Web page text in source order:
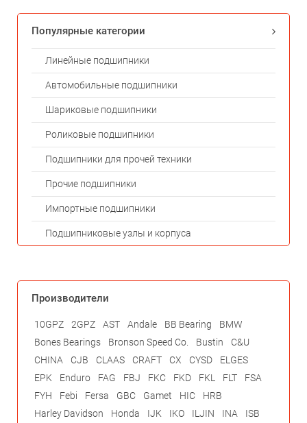
Популярные категории
Линейные подшипники
Автомобильные подшипники
Шариковые подшипники
Роликовые подшипники
Подшипники для прочей техники
Прочие подшипники
Импортные подшипники
Подшипниковые узлы и корпуса
Производители
10GPZ 2GPZ AST Andale BB Bearing
BMW
Bones Bearings
Bronson Speed Co. Bustin
C&U
CHINA
CJB CLAAS CRAFT CX CYSD
ELGES
EPK
Enduro FAG FBJ FKC FKD FKL FLT
FSA
FYH
Febi Fersa GBC Gamet HIC
HRB
Harley Davidson
Honda IJK IKO ILJIN INA
ISB